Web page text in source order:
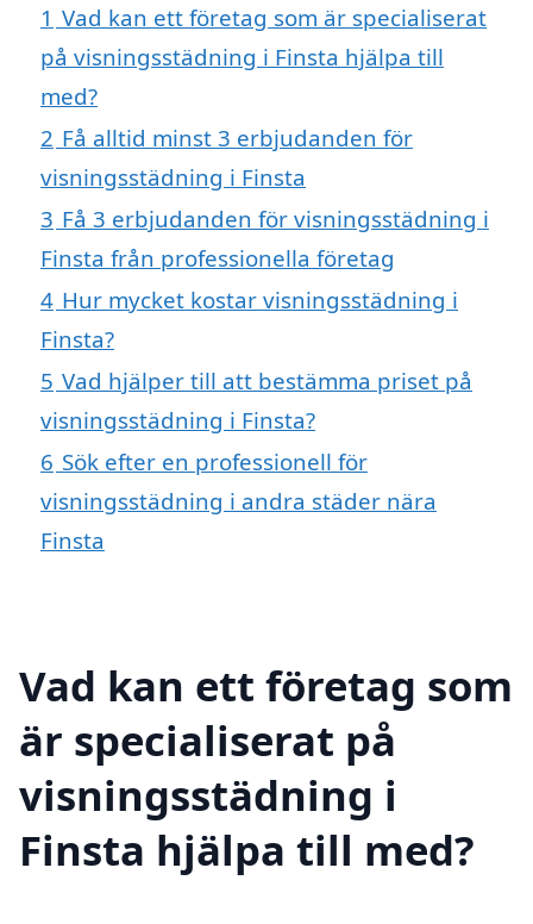
1 Vad kan ett företag som är specialiserat
på visningsstädning i Finsta hjälpa till
med?
2 Få alltid minst 3 erbjudanden för
visningsstädning i Finsta
3 Få 3 erbjudanden för visningsstädning i
Finsta från professionella företag
4 Hur mycket kostar visningsstädning i
Finsta?
5 Vad hjälper till att bestämma priset på
visningsstädning i Finsta?
6 Sök efter en professionell för
visningsstädning i andra städer nära
Finsta
Vad kan ett företag som
är specialiserat på
visningsstädning i
Finsta hjälpa till med?